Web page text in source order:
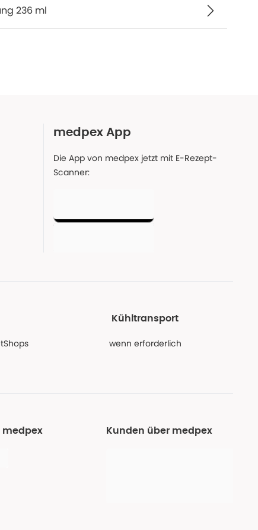
236 ml
medpex App
Die App von medpex jetzt mit E-Rezept-
Scanner:
Kühltransport
wenn erforderlich
medpex Kunden über medpex